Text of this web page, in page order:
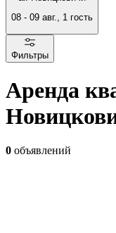
08 - 09 авг., 1 гость
Фильтры
Аренда
0 объявлений